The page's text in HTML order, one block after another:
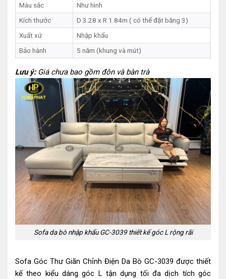
Màu sắc
Như hình
Kích thước
D 3.28 x R 1.84m ( có thể đặt băng 3)
Xuất xứ
Nhập khẩu
Bảo hành
5 năm (khung và mút)
Lưu ý:Giá chưa bao gồm đôn và bàn trà
Sofa da bò nhập khẩu GC-3039 thiết kế góc L rộng rãi
Sofa Góc Thư Giãn Chỉnh Điện Da Bò GC-3039 được thiết
kế theo kiểu dáng góc L tận dụng tối đa dịch tích góc